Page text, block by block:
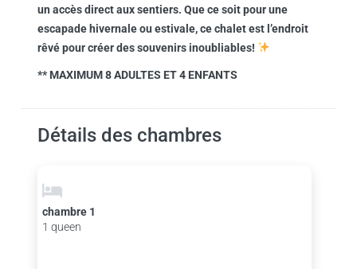
un accès direct aux sentiers. Que ce soit pour une
escapade hivernale ou estivale, ce chalet est l’endroit
rêvé pour créer des souvenirs inoubliables!
** MAXIMUM 8 ADULTES ET 4 ENFANTS
Détails des chambres
chambre 1
1 queen